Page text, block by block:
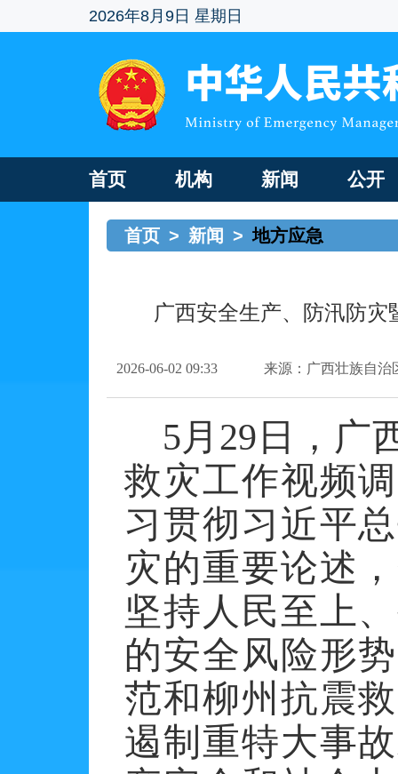
2026年8月9日 星期日
首页 机构 新闻 公开
首页 > 新闻 > 地方应急
广西安全生产、防汛防
2026-06-02 09:33 来源：广西壮族自治
5月29日，广
救灾工作视频
习贯彻习近平
灾的重要论述
坚持人民至上
的安全风险形
范和柳州抗震
遏制重特大事